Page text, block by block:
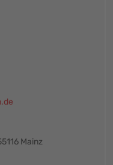
Mainz